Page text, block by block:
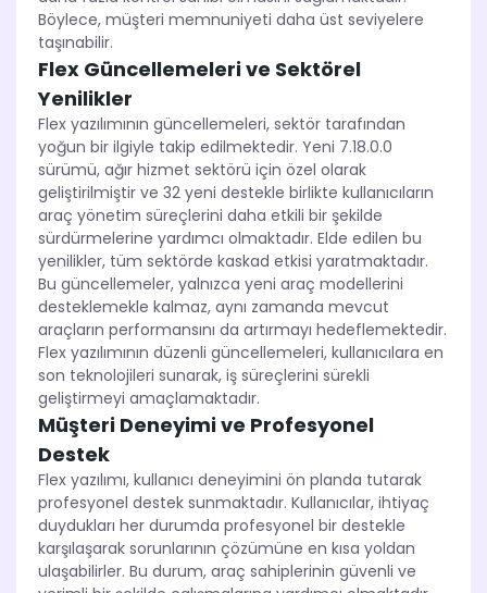
Böylece, müşteri memnuniyeti daha üst seviyelere
taşınabilir.
Flex Güncellemeleri ve Sektörel
Yenilikler
Flex yazılımının güncellemeleri, sektör tarafından
yoğun bir ilgiyle takip edilmektedir. Yeni 7.18.0.0
sürümü, ağır hizmet sektörü için özel olarak
geliştirilmiştir ve 32 yeni destekle birlikte kullanıcıların
araç yönetim süreçlerini daha etkili bir şekilde
sürdürmelerine yardımcı olmaktadır. Elde edilen bu
yenilikler, tüm sektörde kaskad etkisi yaratmaktadır.
Bu güncellemeler, yalnızca yeni araç modellerini
desteklemekle kalmaz, aynı zamanda mevcut
araçların performansını da artırmayı hedeflemektedir.
Flex yazılımının düzenli güncellemeleri, kullanıcılara en
son teknolojileri sunarak, iş süreçlerini sürekli
geliştirmeyi amaçlamaktadır.
Müşteri Deneyimi ve Profesyonel
Destek
Flex yazılımı, kullanıcı deneyimini ön planda tutarak
profesyonel destek sunmaktadır. Kullanıcılar, ihtiyaç
duydukları her durumda profesyonel bir destekle
karşılaşarak sorunlarının çözümüne en kısa yoldan
ulaşabilirler. Bu durum, araç sahiplerinin güvenli ve